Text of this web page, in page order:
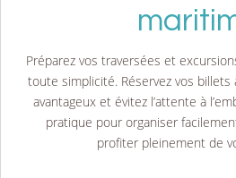
Préparez vos traversées et
toute simplicité. Réservez vos billets
avantageux et évitez l’attente à
pratique pour organiser
profiter pleinement de